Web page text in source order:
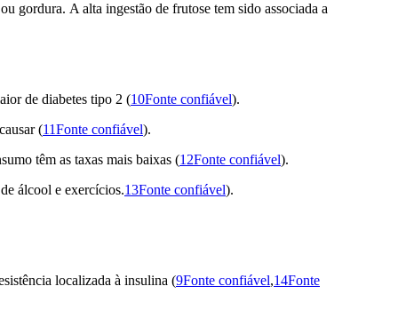
gordura. A alta ingestão de frutose tem sido associada a
de diabetes tipo 2 (10Fonte confiável).
(11Fonte confiável).
têm as taxas mais baixas (12Fonte confiável).
álcool e exercícios.13Fonte confiável).
localizada à insulina (9Fonte confiável,14Fonte